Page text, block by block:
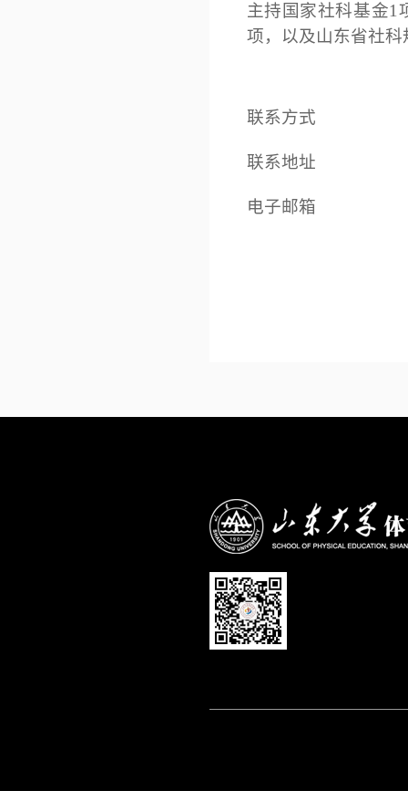
主持国家社科基金1
项，以及山东省社
联系方式
联系地址
电子邮箱